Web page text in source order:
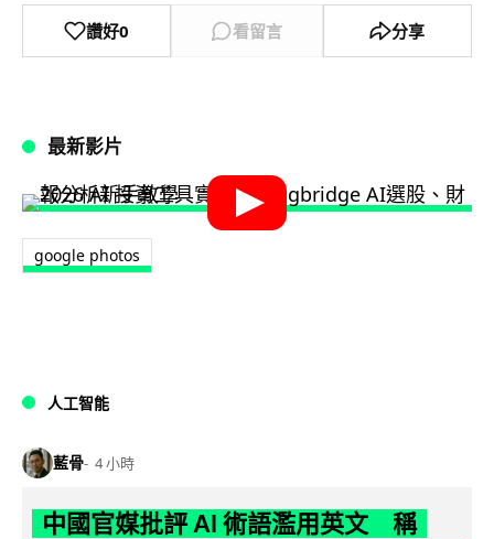
讚好0 看留言 分享
最新影片
google photos
人工智能
藍骨 4 小時
中國官媒批評 AI 術語濫用英文 稱